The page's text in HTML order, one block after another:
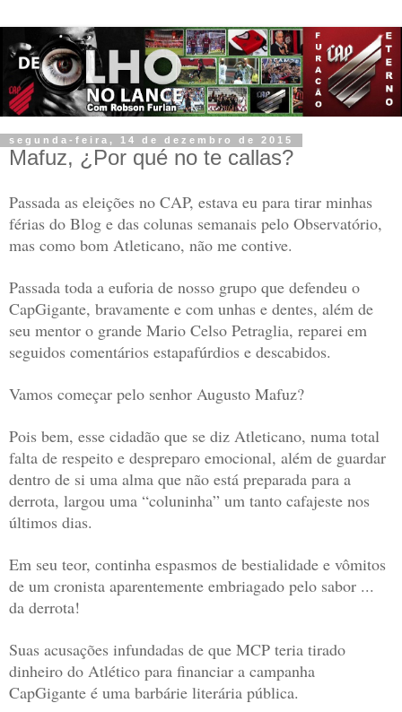
segunda-feira, 14 de dezembro de 2015
Mafuz, ¿Por qué no te callas?
Passada as eleições no CAP, estava eu para tirar minhas
férias do Blog e das colunas semanais pelo Observatório,
mas como bom Atleticano, não me contive.
Passada toda a euforia de nosso grupo que defendeu o
CapGigante, bravamente e com unhas e dentes, além de
seu mentor o grande Mario Celso Petraglia, reparei em
seguidos comentários estapafúrdios e descabidos.
Vamos começar pelo senhor Augusto Mafuz?
Pois bem, esse cidadão que se diz Atleticano, numa total
falta de respeito e despreparo emocional, além de guardar
dentro de si uma alma que não está preparada para a
derrota, largou uma “coluninha” um tanto cafajeste nos
últimos dias.
Em seu teor, continha espasmos de bestialidade e vômitos
de um cronista aparentemente embriagado pelo sabor ...
da derrota!
Suas acusações infundadas de que MCP teria tirado
dinheiro do Atlético para financiar a campanha
CapGigante é uma barbárie literária pública.